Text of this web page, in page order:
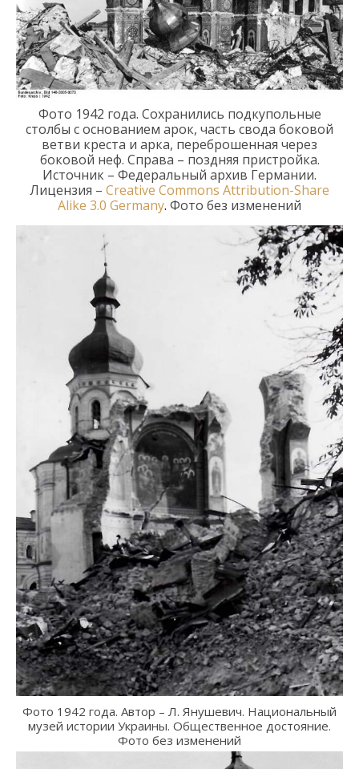
Фото 1942 года. Сохранились подкупольные
столбы с основанием арок, часть свода боковой
ветви креста и арка, переброшенная через
боковой неф. Справа – поздняя пристройка.
Источник – Федеральный архив Германии.
Лицензия – Creative Commons Attribution-Share
Alike 3.0 Germany. Фото без изменений
Фото 1942 года. Автор – Л. Янушевич. Национальный
музей истории Украины. Общественное достояние.
Фото без изменений